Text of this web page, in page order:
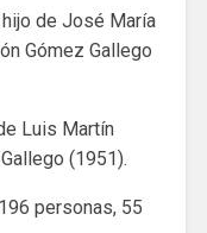
de José María
Gómez Gallego
Luis Martín
(1951).
personas, 55